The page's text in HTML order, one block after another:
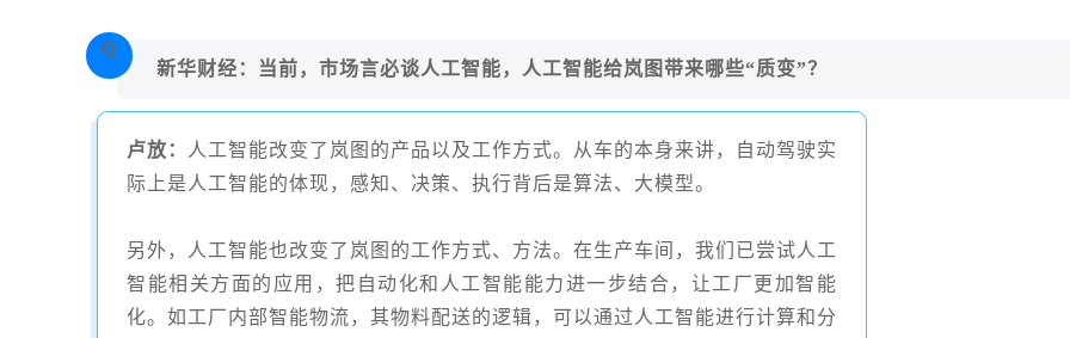
Q
新华财经：当前，市场言必谈人工智能，人工智能给岚图带来哪些“质变”？
卢放：
人工智能改变了岚图的产品以及工作方式。从车的本身来讲，自动驾驶实
际上是人工智能的体现，感知、决策、执行背后是算法、大模型。
另外，人工智能也改变了岚图的工作方式、方法。在生产车间，我们已尝试人工
智能相关方面的应用，把自动化和人工智能能力进一步结合，让工厂更加智能
化。如工厂内部智能物流，其物料配送的逻辑，可以通过人工智能进行计算和分